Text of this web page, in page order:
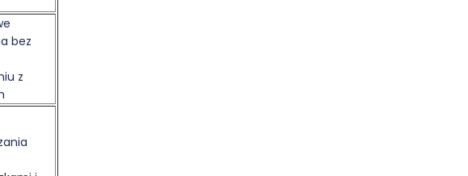
bez
z